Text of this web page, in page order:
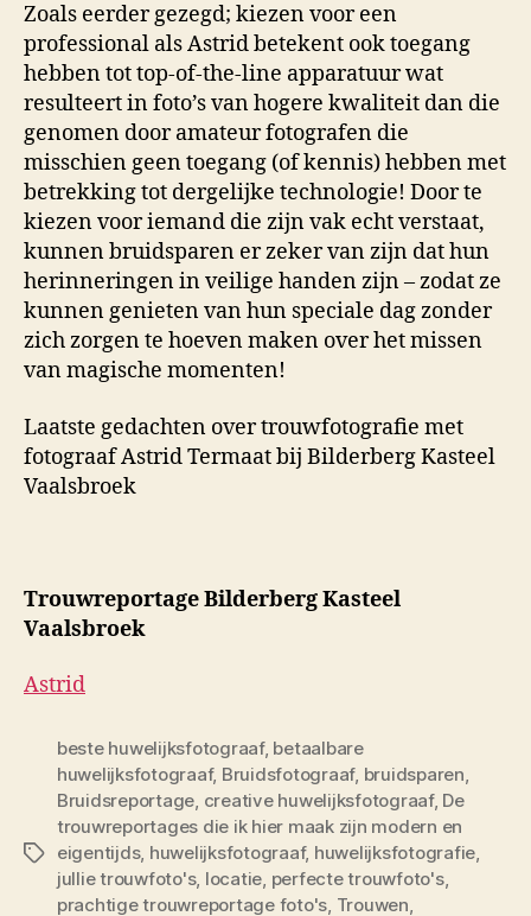
Zoals eerder gezegd; kiezen voor een
professional als Astrid betekent ook toegang
hebben tot top-of-the-line apparatuur wat
resulteert in foto’s van hogere kwaliteit dan die
genomen door amateur fotografen die
misschien geen toegang (of kennis) hebben met
betrekking tot dergelijke technologie! Door te
kiezen voor iemand die zijn vak echt verstaat,
kunnen bruidsparen er zeker van zijn dat hun
herinneringen in veilige handen zijn – zodat ze
kunnen genieten van hun speciale dag zonder
zich zorgen te hoeven maken over het missen
van magische momenten!
Laatste gedachten over trouwfotografie met
fotograaf Astrid Termaat bij Bilderberg Kasteel
Vaalsbroek
Trouwreportage Bilderberg Kasteel
Vaalsbroek
Astrid
Tags
beste huwelijksfotograaf, betaalbare
huwelijksfotograaf, Bruidsfotograaf, bruidsparen,
Bruidsreportage, creative huwelijksfotograaf, De
trouwreportages die ik hier maak zijn modern en
eigentijds, huwelijksfotograaf, huwelijksfotografie,
jullie trouwfoto's, locatie, perfecte trouwfoto's,
prachtige trouwreportage foto's, Trouwen,